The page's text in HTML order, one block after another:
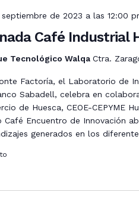
septiembre de 2023 a las 12:00
Café Industrial
Tecnológico Walqa Ctra.
Factoría, el Laboratorio de
Sabadell, celebra en
de Huesca, CEOE-CEPYME
Café Encuentro de Innovación
generados en los